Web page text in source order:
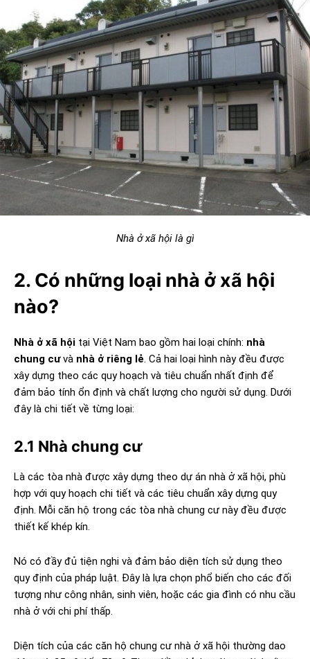
Nhà ở xã hội là gì
2. Có những loại nhà ở xã hội
nào?
Nhà ở xã hội tại Việt Nam bao gồm hai loại chính: nhà
chung cưvà nhà ở riêng lẻ. Cả hai loại hình này đều được
xây dựng theo các quy hoạch và tiêu chuẩn nhất định để
đảm bảo tính ổn định và chất lượng cho người sử dụng. Dưới
đây là chi tiết về từng loại:
2.1 Nhà chung cư
Là các tòa nhà được xây dựng theo dự án nhà ở xã hội, phù
hợp với quy hoạch chi tiết và các tiêu chuẩn xây dựng quy
định. Mỗi căn hộ trong các tòa nhà chung cư này đều được
thiết kế khép kín.
Nó có đầy đủ tiện nghi và đảm bảo diện tích sử dụng theo
quy định của pháp luật. Đây là lựa chọn phổ biến cho các đối
tượng như công nhân, sinh viên, hoặc các gia đình có nhu cầu
nhà ở với chi phí thấp.
Diện tích của các căn hộ chung cư nhà ở xã hội thường dao